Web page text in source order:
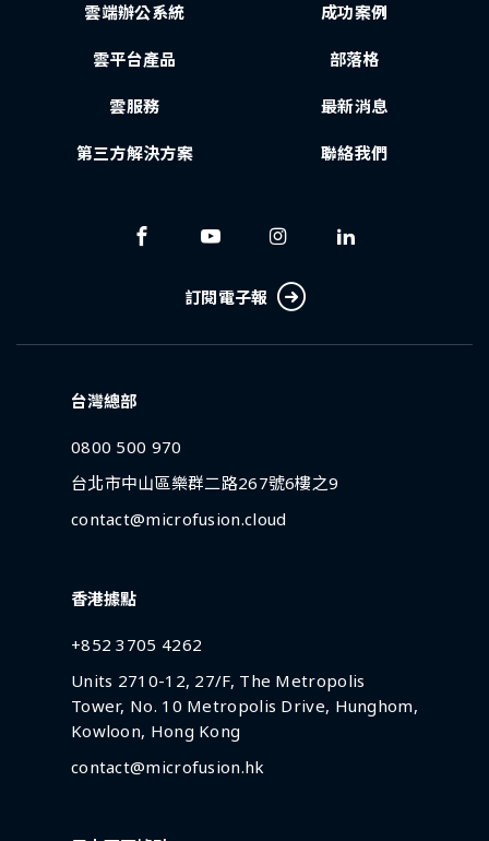
雲端辦公系統
雲平台產品
雲服務
第三方解決方案
成功案例
部落格
最新消息
聯絡我們
訂閱電子報
台灣總部
0800 500 970
台北市中山區樂群二路267號6樓之9
contact@microfusion.cloud
香港據點
+852 3705 4262
Units 2710-12, 27/F, The Metropolis
Tower, No. 10 Metropolis Drive, Hunghom,
Kowloon, Hong Kong
contact@microfusion.hk